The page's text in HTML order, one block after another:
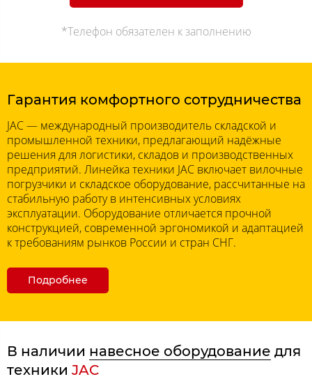
*Телефон обязателен к заполнению
Гарантия комфортного сотрудничества
JAC — международный производитель складской и
промышленной техники, предлагающий надёжные
решения для логистики, складов и производственных
предприятий. Линейка техники JAC включает вилочные
погрузчики и складское оборудование, рассчитанные на
стабильную работу в интенсивных условиях
эксплуатации. Оборудование отличается прочной
конструкцией, современной эргономикой и адаптацией
к требованиям рынков России и стран СНГ.
Подробнее
В наличии навесное оборудование для
техники JAC